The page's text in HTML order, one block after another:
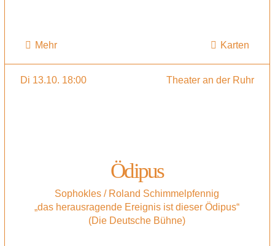
Mehr Karten
Di 13.10. 18:00 Theater an der Ruhr
Ödipus
Sophokles / Roland Schimmelpfennig
„das herausragende Ereignis ist dieser Ödipus“
(Die Deutsche Bühne)